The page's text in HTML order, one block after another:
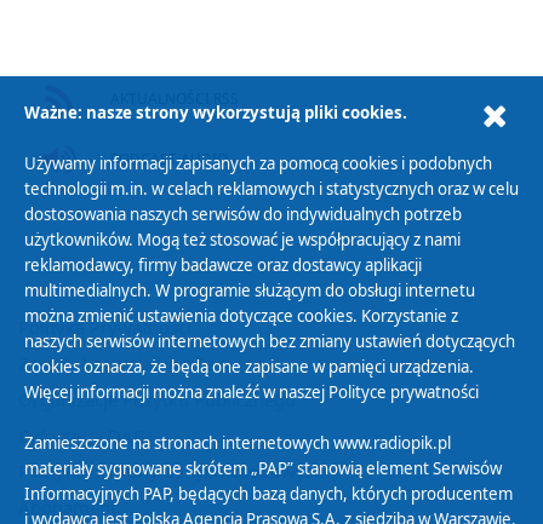
PODCAST AUDIO
Polityka Prywatności
Zasady korzystania z Serwisu
Organizacje Pożytku Publicznego
Cyfryzacja DAB+
Polityka ochrony danych osobowych
Abonament
Ważne: nasze strony wykorzystują pliki cookies.
Używamy informacji zapisanych za pomocą cookies i podobnych
technologii m.in. w celach reklamowych i statystycznych oraz w celu
dostosowania naszych serwisów do indywidualnych potrzeb
użytkowników. Mogą też stosować je współpracujący z nami
reklamodawcy, firmy badawcze oraz dostawcy aplikacji
multimedialnych. W programie służącym do obsługi internetu
można zmienić ustawienia dotyczące cookies. Korzystanie z
naszych serwisów internetowych bez zmiany ustawień dotyczących
cookies oznacza, że będą one zapisane w pamięci urządzenia.
Więcej informacji można znaleźć w naszej Polityce prywatności
Zamieszczone na stronach internetowych www.radiopik.pl
materiały sygnowane skrótem „PAP” stanowią element Serwisów
Informacyjnych PAP, będących bazą danych, których producentem
i wydawcą jest Polska Agencja Prasowa S.A. z siedzibą w Warszawie.